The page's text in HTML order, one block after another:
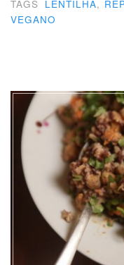
de
TAGS LENTILHA,
VEGANO